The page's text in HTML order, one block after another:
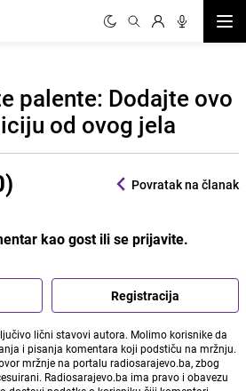
palente: Dodajte ovo
od ovog jela
Povratak na članak
kao gost ili se prijavite.
Registracija
lični stavovi autora. Molimo korisnike da
i pisanja komentara koji podstiču na mržnju.
mržnje na portalu radiosarajevo.ba, zbog
Radiosarajevo.ba ima pravo i obavezu